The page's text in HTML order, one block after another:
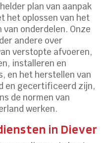
plan van aanpak
het oplossen van het
onderdelen. Onze
andere over
verstopte afvoeren,
installeren en
en het herstellen van
en gecertificeerd zijn,
de normen van
werken.
in Diever